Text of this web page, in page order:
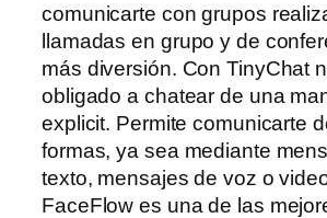
comunicarte con grupos
llamadas en grupo y de
más diversión. Con TinyChat
obligado a chatear de una
explicit. Permite comunicarte
formas, ya sea mediante
texto, mensajes de voz o
FaceFlow es una de las